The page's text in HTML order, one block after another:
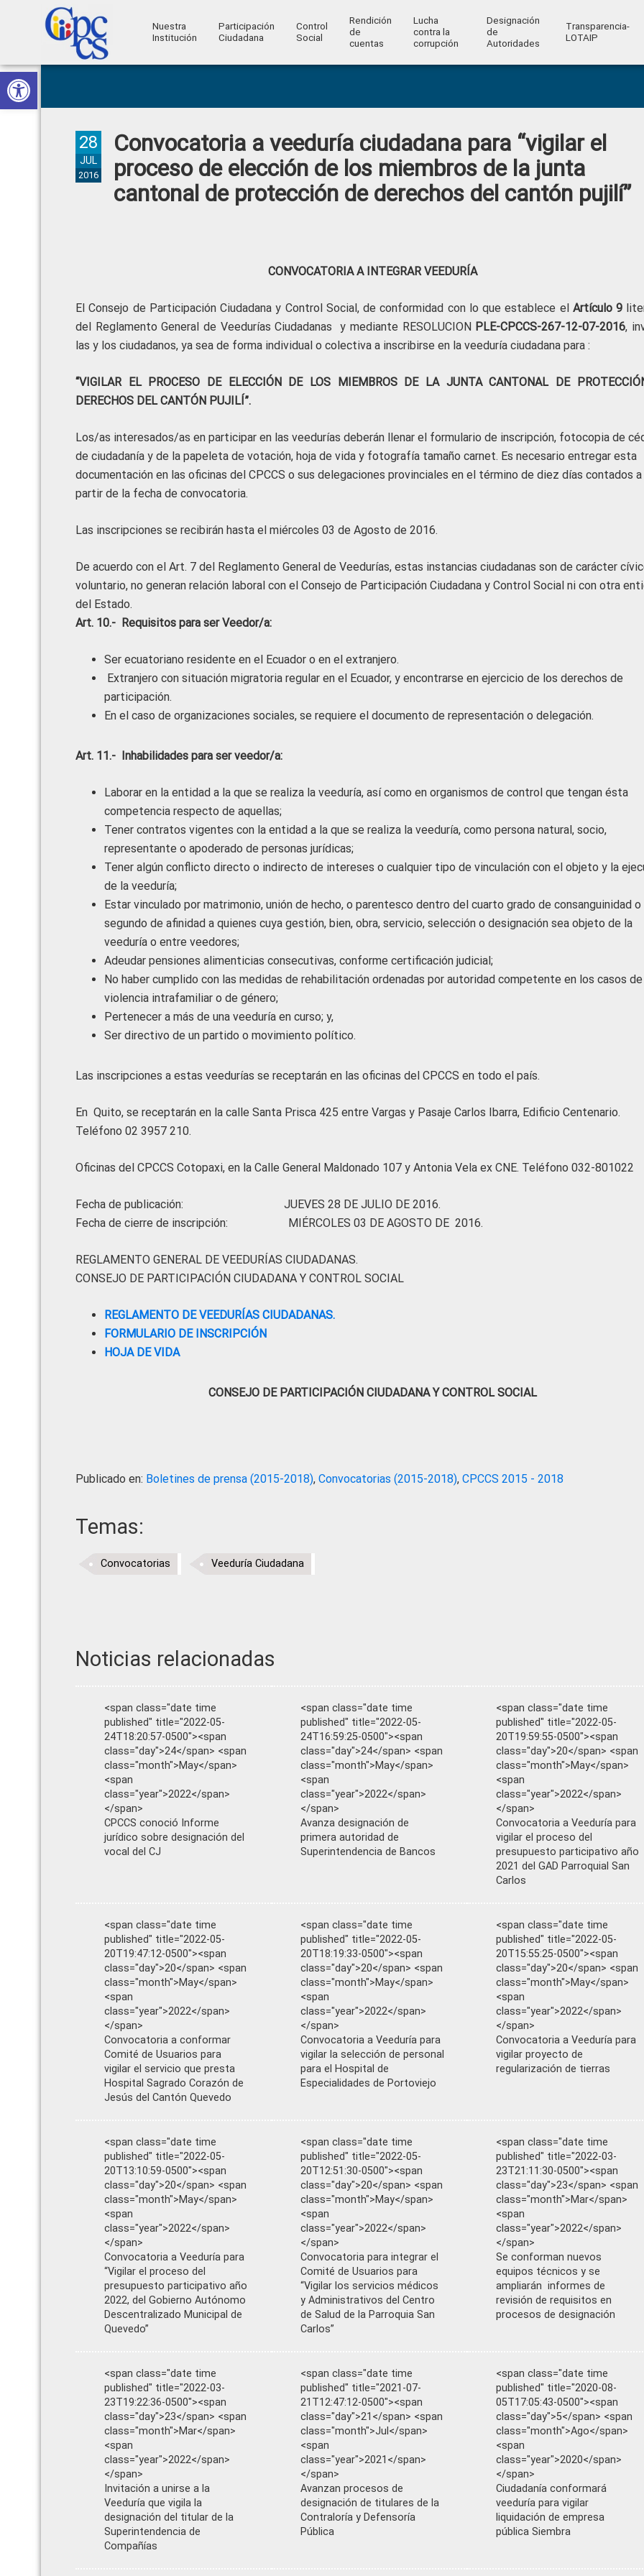
Abrir barra de herramientas
Skip
to
primary
Skip
to
main
Skip
to
primary
Skip
to
footer
Ciudadana
Control
Ciudadano
Nuestra
Institución
Participación
Ciudadana
Control
Social
Rendición
de
cuentas
Lucha
contra la
corrupción
Designación
de
Autoridades
Transparencia-
LOTAIP
Convocatoria a veeduría ciudadana para “vigilar el
proceso de elección de los miembros de la junta
cantonal de protección de derechos del cantón pujilí”
28
JUL
2016
CONVOCATORIA A INTEGRAR VEEDURÍA
El Consejo de Participación Ciudadana y Control Social, de conformidad con lo que establece el Artículo 9
del Reglamento General de Veedurías Ciudadanas y mediante RESOLUCION PLE-CPCCS-267-12-07-2016,
las y los ciudadanos, ya sea de forma individual o colectiva a inscribirse en la veeduría ciudadana para :
“VIGILAR EL PROCESO DE ELECCIÓN DE LOS MIEMBROS DE LA JUNTA CANTONAL DE
DERECHOS DEL CANTÓN PUJILÍ”.
Los/as interesados/as en participar en las veedurías deberán llenar el formulario de inscripción, fotocopia de
de ciudadanía y de la papeleta de votación, hoja de vida y fotografía tamaño carnet. Es necesario entregar esta
documentación en las oficinas del CPCCS o sus delegaciones provinciales en el término de diez días contados a
partir de la fecha de convocatoria.
Las inscripciones se recibirán hasta el miércoles 03 de Agosto de 2016.
De acuerdo con el Art. 7 del Reglamento General de Veedurías, estas instancias ciudadanas son de carácter
voluntario, no generan relación laboral con el Consejo de Participación Ciudadana y Control Social ni con otra
del Estado.
Art. 10.- Requisitos para ser Veedor/a:
Ser ecuatoriano residente en el Ecuador o en el extranjero.
Extranjero con situación migratoria regular en el Ecuador, y encontrarse en ejercicio de los derechos de
participación.
En el caso de organizaciones sociales, se requiere el documento de representación o delegación.
Art. 11.- Inhabilidades para ser veedor/a:
Laborar en la entidad a la que se realiza la veeduría, así como en organismos de control que tengan ésta
competencia respecto de aquellas;
Tener contratos vigentes con la entidad a la que se realiza la veeduría, como persona natural, socio,
representante o apoderado de personas jurídicas;
Tener algún conflicto directo o indirecto de intereses o cualquier tipo de vinculación con el objeto y la
de la veeduría;
Estar vinculado por matrimonio, unión de hecho, o parentesco dentro del cuarto grado de consanguinidad o
segundo de afinidad a quienes cuya gestión, bien, obra, servicio, selección o designación sea objeto de la
veeduría o entre veedores;
Adeudar pensiones alimenticias consecutivas, conforme certificación judicial;
No haber cumplido con las medidas de rehabilitación ordenadas por autoridad competente en los casos de
violencia intrafamiliar o de género;
Pertenecer a más de una veeduría en curso; y,
Ser directivo de un partido o movimiento político.
Las inscripciones a estas veedurías se receptarán en las oficinas del CPCCS en todo el país.
En Quito, se receptarán en la calle Santa Prisca 425 entre Vargas y Pasaje Carlos Ibarra, Edificio Centenario.
Teléfono 02 3957 210.
Oficinas del CPCCS Cotopaxi, en la Calle General Maldonado 107 y Antonia Vela ex CNE. Teléfono 032-801022
Fecha de publicación: JUEVES 28 DE JULIO DE 2016.
Fecha de cierre de inscripción: MIÉRCOLES 03 DE AGOSTO DE 2016.
REGLAMENTO GENERAL DE VEEDURÍAS CIUDADANAS.
CONSEJO DE PARTICIPACIÓN CIUDADANA Y CONTROL SOCIAL
REGLAMENTO DE VEEDURÍAS CIUDADANAS.
FORMULARIO DE INSCRIPCIÓN
HOJA DE VIDA
CONSEJO DE PARTICIPACIÓN CIUDADANA Y CONTROL SOCIAL
Publicado en: Boletines de prensa (2015-2018), Convocatorias (2015-2018), CPCCS 2015 - 2018
Temas:
Convocatorias Veeduría Ciudadana
Noticias relacionadas
<span class="date time
published" title="2022-05-
24T18:20:57-0500"><span
class="day">24</span> <span
class="month">May</span>
<span
class="year">2022</span>
</span>
CPCCS conoció Informe
jurídico sobre designación del
vocal del CJ
<span class="date time
published" title="2022-05-
24T16:59:25-0500"><span
class="day">24</span> <span
class="month">May</span>
<span
class="year">2022</span>
</span>
Avanza designación de
primera autoridad de
Superintendencia de Bancos
<span class="date time
published" title="2022-05-
20T19:59:55-0500"><span
class="day">20</span> <span
class="month">May</span>
<span
class="year">2022</span>
</span>
Convocatoria a Veeduría para
vigilar el proceso del
presupuesto participativo año
2021 del GAD Parroquial San
Carlos
<span class="date time
published" title="2022-05-
20T19:47:12-0500"><span
class="day">20</span> <span
class="month">May</span>
<span
class="year">2022</span>
</span>
Convocatoria a conformar
Comité de Usuarios para
vigilar el servicio que presta
Hospital Sagrado Corazón de
Jesús del Cantón Quevedo
<span class="date time
published" title="2022-05-
20T18:19:33-0500"><span
class="day">20</span> <span
class="month">May</span>
<span
class="year">2022</span>
</span>
Convocatoria a Veeduría para
vigilar la selección de personal
para el Hospital de
Especialidades de Portoviejo
<span class="date time
published" title="2022-05-
20T15:55:25-0500"><span
class="day">20</span> <span
class="month">May</span>
<span
class="year">2022</span>
</span>
Convocatoria a Veeduría para
vigilar proyecto de
regularización de tierras
<span class="date time
published" title="2022-05-
20T13:10:59-0500"><span
class="day">20</span> <span
class="month">May</span>
<span
class="year">2022</span>
</span>
Convocatoria a Veeduría para
“Vigilar el proceso del
presupuesto participativo año
2022, del Gobierno Autónomo
Descentralizado Municipal de
Quevedo”
<span class="date time
published" title="2022-05-
20T12:51:30-0500"><span
class="day">20</span> <span
class="month">May</span>
<span
class="year">2022</span>
</span>
Convocatoria para integrar el
Comité de Usuarios para
“Vigilar los servicios médicos
y Administrativos del Centro
de Salud de la Parroquia San
Carlos”
<span class="date time
published" title="2022-03-
23T21:11:30-0500"><span
class="day">23</span> <span
class="month">Mar</span>
<span
class="year">2022</span>
</span>
Se conforman nuevos
equipos técnicos y se
ampliarán informes de
revisión de requisitos en
procesos de designación
<span class="date time
published" title="2022-03-
23T19:22:36-0500"><span
class="day">23</span> <span
class="month">Mar</span>
<span
class="year">2022</span>
</span>
Invitación a unirse a la
Veeduría que vigila la
designación del titular de la
Superintendencia de
Compañías
<span class="date time
published" title="2021-07-
21T12:47:12-0500"><span
class="day">21</span> <span
class="month">Jul</span>
<span
class="year">2021</span>
</span>
Avanzan procesos de
designación de titulares de la
Contraloría y Defensoría
Pública
<span class="date time
published" title="2020-08-
05T17:05:43-0500"><span
class="day">5</span> <span
class="month">Ago</span>
<span
class="year">2020</span>
</span>
Ciudadanía conformará
veeduría para vigilar
liquidación de empresa
pública Siembra